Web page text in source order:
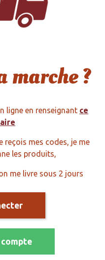
marche ?
ligne en renseignant ce
reçois mes codes, je me
les produits,
me livre sous 2 jours
compte